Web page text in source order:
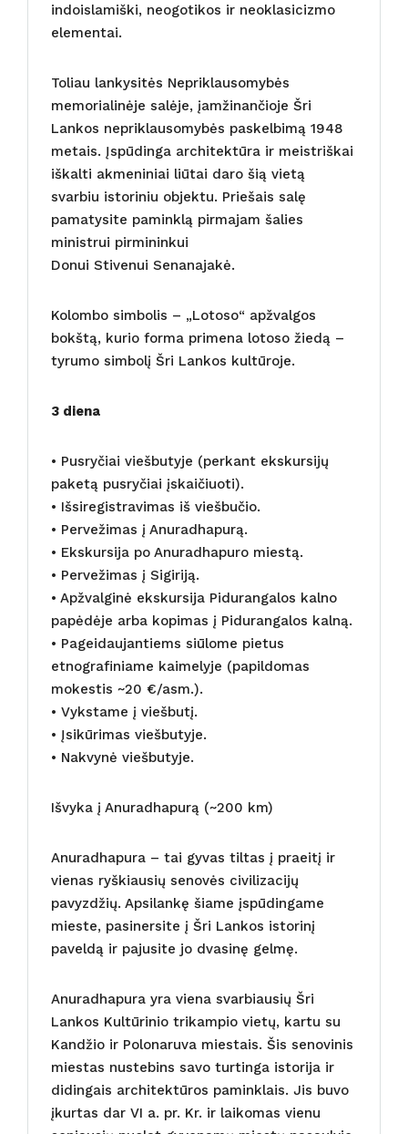
indoislamiški, neogotikos ir neoklasicizmo
elementai.
Toliau lankysitės Nepriklausomybės
memorialinėje salėje, įamžinančioje Šri
Lankos nepriklausomybės paskelbimą 1948
metais. Įspūdinga architektūra ir meistriškai
iškalti akmeniniai liūtai daro šią vietą
svarbiu istoriniu objektu. Priešais salę
pamatysite paminklą pirmajam šalies
ministrui pirmininkui
Donui Stivenui Senanajakė.
Kolombo simbolis – „Lotoso“ apžvalgos
bokštą, kurio forma primena lotoso žiedą –
tyrumo simbolį Šri Lankos kultūroje.
3 diena
• Pusryčiai viešbutyje (perkant ekskursijų
paketą pusryčiai įskaičiuoti).
• Išsiregistravimas iš viešbučio.
• Pervežimas į Anuradhapurą.
• Ekskursija po Anuradhapuro miestą.
• Pervežimas į Sigiriją.
• Apžvalginė ekskursija Pidurangalos kalno
papėdėje arba kopimas į Pidurangalos kalną.
• Pageidaujantiems siūlome pietus
etnografiniame kaimelyje (papildomas
mokestis ~20 €/asm.).
• Vykstame į viešbutį.
• Įsikūrimas viešbutyje.
• Nakvynė viešbutyje.
Išvyka į Anuradhapurą (~200 km)
Anuradhapura – tai gyvas tiltas į praeitį ir
vienas ryškiausių senovės civilizacijų
pavyzdžių. Apsilankę šiame įspūdingame
mieste, pasinersite į Šri Lankos istorinį
paveldą ir pajusite jo dvasinę gelmę.
Anuradhapura yra viena svarbiausių Šri
Lankos Kultūrinio trikampio vietų, kartu su
Kandžio ir Polonaruva miestais. Šis senovinis
miestas nustebins savo turtinga istorija ir
didingais architektūros paminklais. Jis buvo
įkurtas dar VI a. pr. Kr. ir laikomas vienu